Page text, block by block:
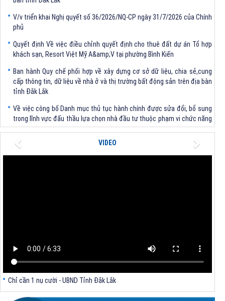
phủ
khách sạn, Resort Việt Mỹ A&amp;V tại phường Bình Kiến
cấp thông tin, dữ liệu về nhà ở và thị trường bất động sản trên địa bàn
tỉnh Đắk Lắk
trong lĩnh vực đấu thầu lựa chọn nhà đầu tư thuộc phạm vi chức năng
quản lý của Sở Tài chính
Về việc triển khai chiến dịch cao điểm "30 ngày đêm" số hóa dữ liệu,
chuẩn hóa, cập nhật và kết nối dữ liệu mã số vùng trồng sầu riêng, cơ
cấp thông tin, dữ liệu về nhà ở và thị trường bất động sản trên địa bàn
tỉnh Đắk Lắk
VIDEO
Previous Next
Chỉ cần 1 nụ cười - UBND Tỉnh Đắk Lắk